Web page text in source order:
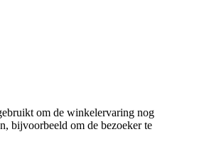
om de winkelervaring nog
bijvoorbeeld om de bezoeker te